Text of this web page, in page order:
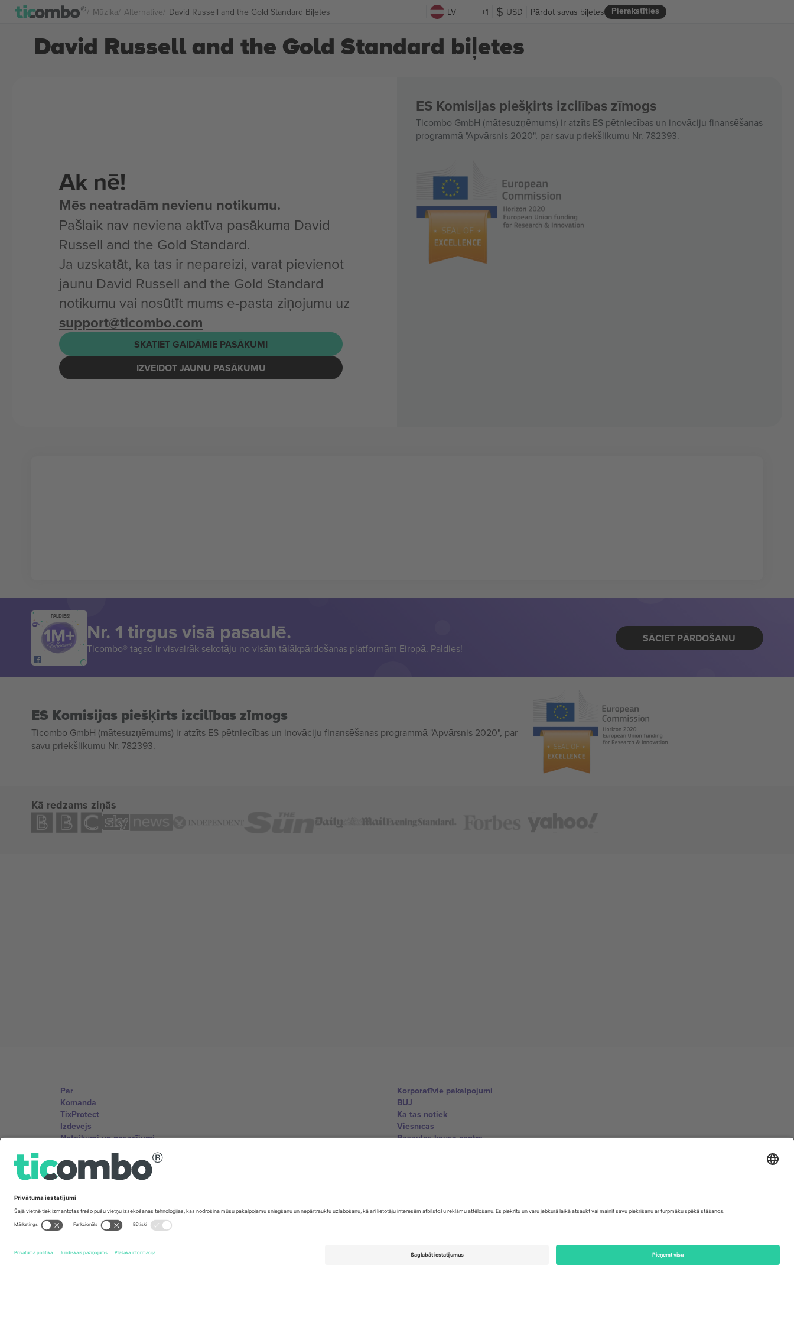
Mūzika Alternative David Russell and the Gold Standard Biļetes LV +1 USD Pierakstīties
Pārdot savas biļetes
David Russell and the Gold Standard biļetes
Ak nē!
Mēs neatradām nevienu notikumu.
Pašlaik nav neviena aktīva pasākuma David
Russell and the Gold Standard.
Ja uzskatāt, ka tas ir nepareizi, varat pievienot
jaunu David Russell and the Gold Standard
notikumu vai nosūtīt mums e-pasta ziņojumu uz
support@ticombo.com
SKATIET GAIDĀMIE PASĀKUMI
IZVEIDOT JAUNU PASĀKUMU
ES Komisijas piešķirts izcilības zīmogs
Ticombo GmbH (mātesuzņēmums) ir atzīts ES pētniecības un inovāciju finansēšanas
programmā "Apvārsnis 2020", par savu priekšlikumu Nr. 782393.
PALDIES!
Nr. 1 tirgus visā pasaulē.
Ticombo® tagad ir visvairāk sekotāju no visām tālākpārdošanas platformām Eiropā. Paldies!
SĀCIET PĀRDOŠANU
ES Komisijas piešķirts izcilības zīmogs
Ticombo GmbH (mātesuzņēmums) ir atzīts ES pētniecības un inovāciju finansēšanas programmā "Apvārsnis 2020", par
savu priekšlikumu Nr. 782393.
Kā redzams ziņās
Par
Komanda
TixProtect
Izdevējs
Noteikumi un nosacījumi
Partneru programma
Korporatīvie pakalpojumi
BUJ
Kā tas notiek
Viesnīcas
Pasaules kausa centrs